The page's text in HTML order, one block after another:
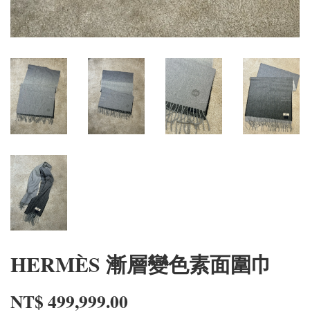
HERMÈS 漸層變色素面圍巾
NT$ 499,999.00